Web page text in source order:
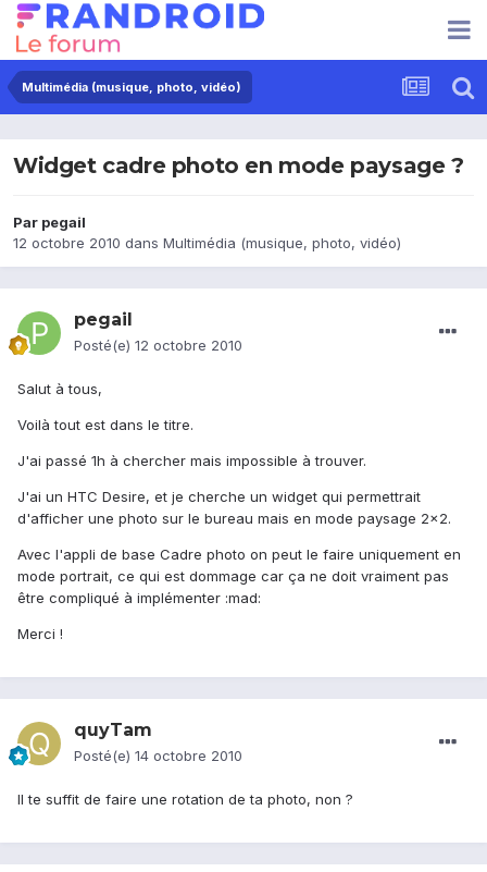
Multimédia (musique, photo, vidéo)
Widget cadre photo en mode paysage ?
Par pegail
12 octobre 2010 dans Multimédia (musique, photo, vidéo)
pegail
Posté(e) 12 octobre 2010
Salut à tous,
Voilà tout est dans le titre.
J'ai passé 1h à chercher mais impossible à trouver.
J'ai un HTC Desire, et je cherche un widget qui permettrait
d'afficher une photo sur le bureau mais en mode paysage 2x2.
Avec l'appli de base Cadre photo on peut le faire uniquement en
mode portrait, ce qui est dommage car ça ne doit vraiment pas
être compliqué à implémenter :mad:
Merci !
quyTam
Posté(e) 14 octobre 2010
Il te suffit de faire une rotation de ta photo, non ?